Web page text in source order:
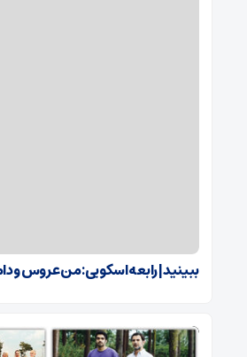
ببینید | رابعه اسکویی: من عروس و